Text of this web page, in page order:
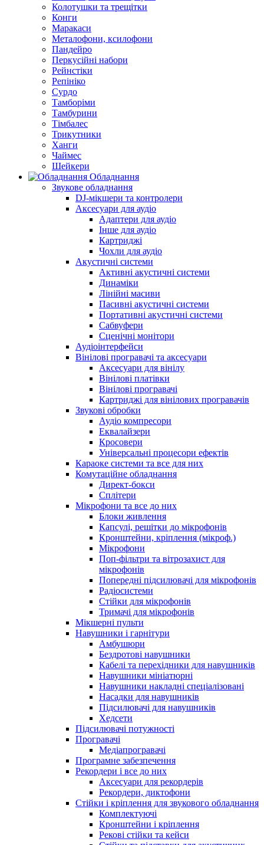
Колотушки та трещітки
Конги
Маракаси
Металофони, ксилофони
Пандейро
Перкусійні набори
Рейнстіки
Репініко
Сурдо
Тамборіми
Тамбурини
Тімбалес
Трикутники
Ханги
Чаймес
Шейкери
Обладнання
Звукове обладнання
DJ-мікшери та контролери
Аксесуари для аудіо
Адаптери для аудіо
Інше для аудіо
Картриджі
Чохли для аудіо
Акустичні системи
Активні акустичні системи
Динаміки
Лінійні масиви
Пасивні акустичні системи
Портативні акустичні системи
Сабвуфери
Сценічні монітори
Аудіоінтерфейси
Вінілові програвачі та аксесуари
Аксесуари для вінілу
Вінілові платівки
Вінілові програвачі
Картриджі для вінілових програвачів
Звукові обробки
Аудіо компресори
Еквалайзери
Кросовери
Універсальні процесори ефектів
Караоке системи та все для них
Комутаційне обладнання
Директ-бокси
Сплітери
Мікрофони та все до них
Блоки живлення
Капсулі, решітки до мікрофонів
Кронштейни, кріплення (мікроф.)
Мікрофони
Поп-фільтри та вітрозахист для
мікрофонів
Попередні підсилювачі для мікрофонів
Радіосистеми
Стійки для мікрофонів
Тримачі для мікрофонів
Мікшерні пульти
Навушники і гарнітури
Амбушюри
Бездротові навушники
Кабелі та перехідники для навушників
Навушники мініатюрні
Навушники накладні спеціалізовані
Насадки для навушників
Підсилювачі для навушників
Хедсети
Підсилювачі потужності
Програвачі
Медіапрогравачі
Програмне забезпечення
Рекордери і все до них
Аксесуари для рекордерів
Рекордери, диктофони
Стійки і кріплення для звукового обладнання
Комплектуючі
Кронштейни і кріплення
Рекові стійки та кейси